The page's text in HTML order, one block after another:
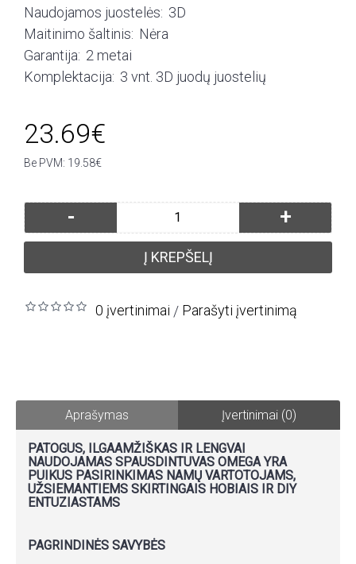
Naudojamos juostelės: 3D
Maitinimo šaltinis: Nėra
Garantija: 2 metai
Komplektacija: 3 vnt. 3D juodų juostelių
23.69€
Be PVM: 19.58€
- +
Į KREPŠELĮ
0 įvertinimai / Parašyti įvertinimą
Aprašymas Įvertinimai (0)
PATOGUS, ILGAAMŽIŠKAS IR LENGVAI
NAUDOJAMAS SPAUSDINTUVAS OMEGA YRA
PUIKUS PASIRINKIMAS NAMŲ VARTOTOJAMS,
UŽSIEMANTIEMS SKIRTINGAIS HOBIAIS IR DIY
ENTUZIASTAMS
PAGRINDINĖS SAVYBĖS